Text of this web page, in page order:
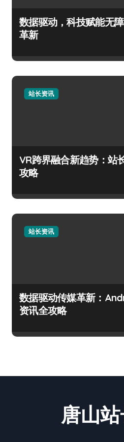
数据驱动，科技赋能无
革新
站长资讯
VR跨界融合新趋势：站
攻略
站长资讯
数据驱动传媒革新：
资讯全攻略
唐山